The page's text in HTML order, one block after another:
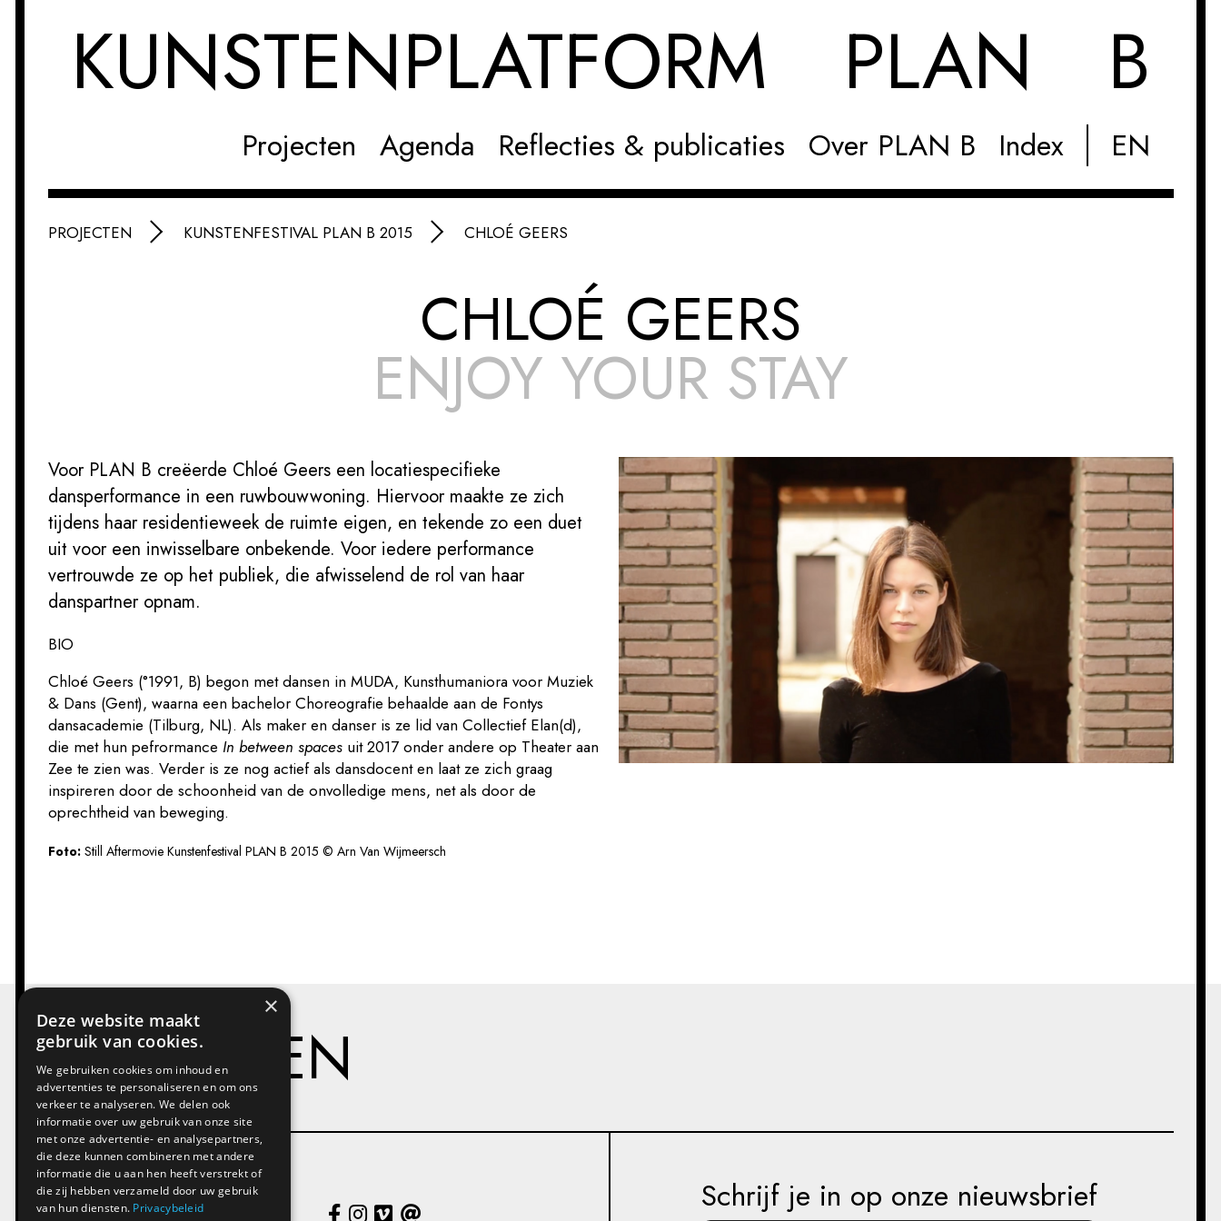
KUNSTENPLATFORM PLAN B
Projecten Agenda Reflecties & publicaties Over PLAN B Index EN
PROJECTEN KUNSTENFESTIVAL PLAN B 2015 CHLOÉ GEERS
CHLOÉ GEERS
ENJOY YOUR STAY
Voor PLAN B creëerde Chloé Geers een locatiespecifieke
dansperformance in een ruwbouwwoning. Hiervoor maakte ze zich
tijdens haar residentieweek de ruimte eigen, en tekende zo een duet
uit voor een inwisselbare onbekende. Voor iedere performance
vertrouwde ze op het publiek, die afwisselend de rol van haar
danspartner opnam.
BIO
Chloé Geers (°1991, B) begon met dansen in MUDA, Kunsthumaniora voor Muziek
& Dans (Gent), waarna een bachelor Choreografie behaalde aan de Fontys
dansacademie (Tilburg, NL). Als maker en danser is ze lid van Collectief Elan(d),
die met hun pefrormance In between spaces uit 2017 onder andere op Theater aan
Zee te zien was. Verder is ze nog actief als dansdocent en laat ze zich graag
inspireren door de schoonheid van de onvolledige mens, net als door de
oprechtheid van beweging.
Foto:Still Aftermovie Kunstenfestival PLAN B 2015 © Arn Van Wijmeersch
PROJECTEN
Kunstenplatform PLAN B
Schrijf je in op onze nieuwsbrief
×
Deze website maakt
gebruik van cookies.
We gebruiken cookies om inhoud en
advertenties te personaliseren en om ons
verkeer te analyseren. We delen ook
informatie over uw gebruik van onze site
met onze advertentie- en analysepartners,
die deze kunnen combineren met andere
informatie die u aan hen heeft verstrekt of
die zij hebben verzameld door uw gebruik
van hun diensten. Privacybeleid